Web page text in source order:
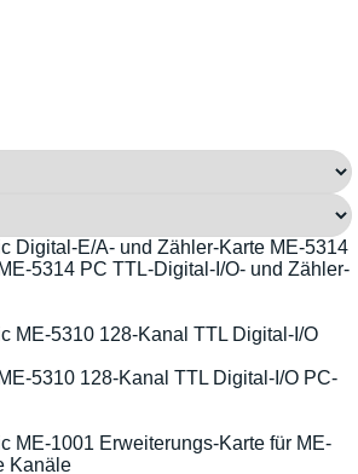
5314 PC TTL-Digital-I/O- und Zähler-
5310 128-Kanal TTL Digital-I/O PC-